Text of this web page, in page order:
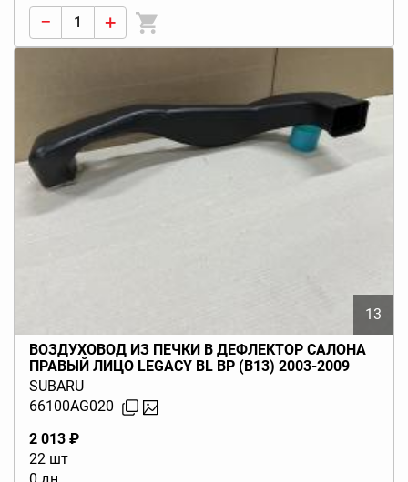
− +
13
ВОЗДУХОВОД ИЗ ПЕЧКИ В ДЕФЛЕКТОР САЛОНА
ПРАВЫЙ ЛИЦО LEGACY BL BP (B13) 2003-2009
SUBARU
66100AG020
2 013 ₽
22 шт